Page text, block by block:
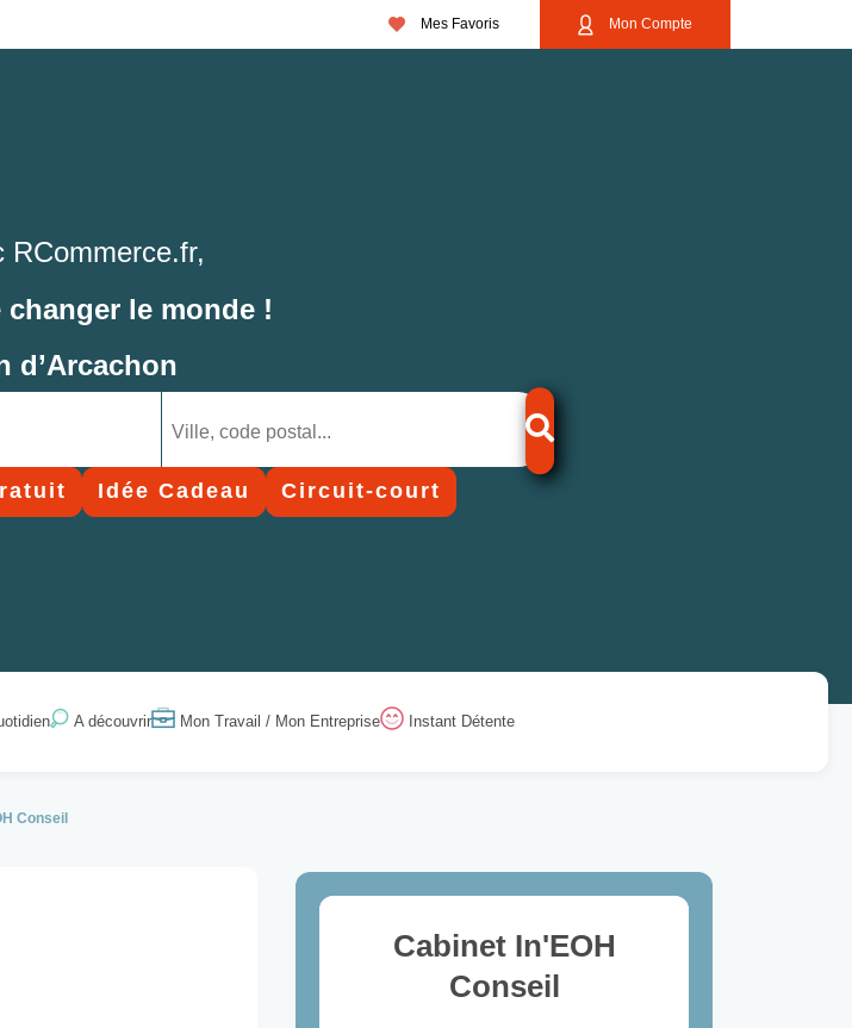
Mes Favoris Mon Compte
RCommerce.fr,
le monde !
d’Arcachon
Idée Cadeau Circuit-court
A découvrir Mon Travail / Mon Entreprise Instant Détente
Conseil
Cabinet In'EOH
Conseil